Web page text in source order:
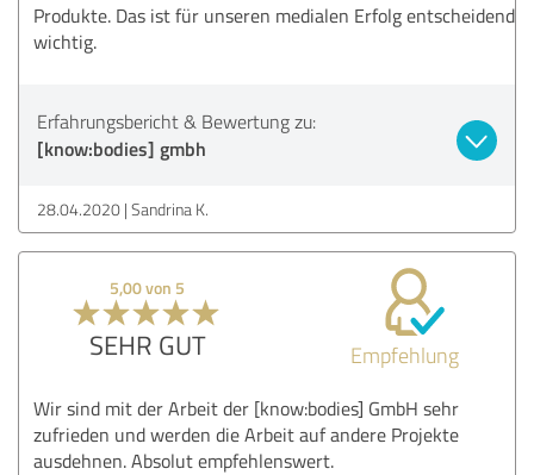
Produkte. Das ist für unseren medialen Erfolg entscheidend
wichtig.
Erfahrungsbericht & Bewertung zu:
[know:bodies] gmbh
28.04.2020 Sandrina K.
5,00 von 5
SEHR GUT Empfehlung
Wir sind mit der Arbeit der [know:bodies] GmbH sehr
zufrieden und werden die Arbeit auf andere Projekte
ausdehnen. Absolut empfehlenswert.